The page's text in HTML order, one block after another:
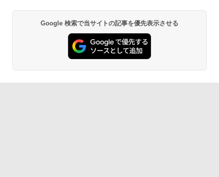
Google 検索で当サイトの記事を優先表示させる